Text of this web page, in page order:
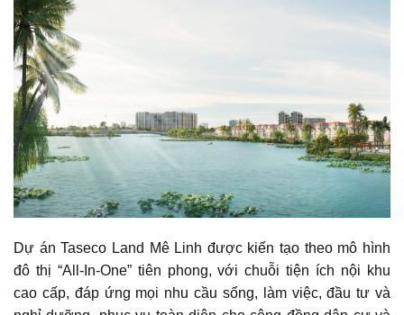
Dự án Taseco Land Mê Linh được kiến tạo theo mô hình
đô thị “All-In-One” tiên phong, với chuỗi tiện ích nội khu
cao cấp, đáp ứng mọi nhu cầu sống, làm việc, đầu tư và